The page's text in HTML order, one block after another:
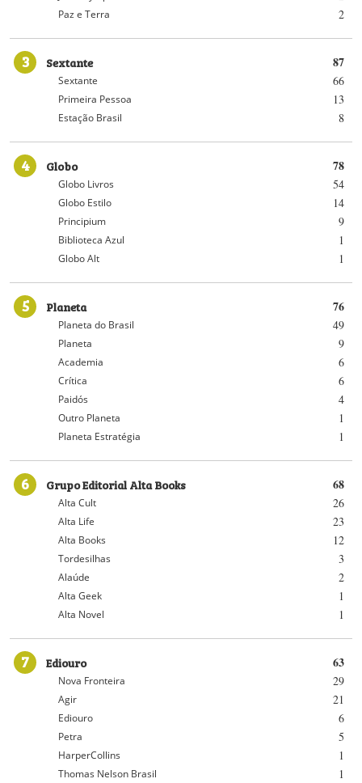
2
Paz e Terra
3 87
Sextante
66
Sextante
13
Primeira Pessoa
8
Estação Brasil
4 78
Globo
54
Globo Livros
14
Globo Estilo
9
Principium
1
Biblioteca Azul
1
Globo Alt
5 76
Planeta
49
Planeta do Brasil
9
Planeta
6
Academia
6
Crítica
4
Paidós
1
Outro Planeta
1
Planeta Estratégia
6 68
Grupo Editorial Alta Books
26
Alta Cult
23
Alta Life
12
Alta Books
3
Tordesilhas
2
Alaúde
1
Alta Geek
1
Alta Novel
7 63
Ediouro
29
Nova Fronteira
21
Agir
6
Ediouro
5
Petra
1
HarperCollins
1
Thomas Nelson Brasil